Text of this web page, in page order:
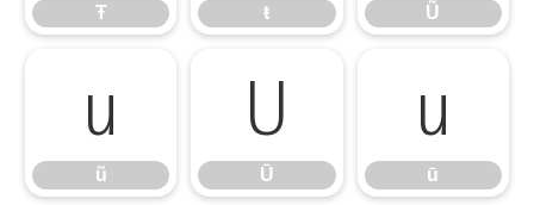
Ŧ ŧ Ũ
ũ
ũ
Ū
Ū
ū
ū